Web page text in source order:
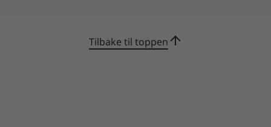
Tilbake til toppen